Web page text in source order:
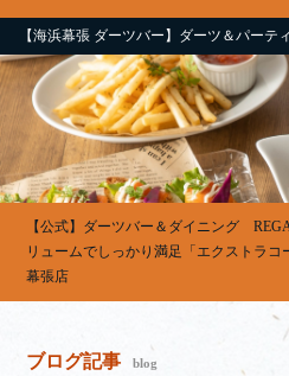
【海浜幕張 ダーツバー】ダーツ＆パーテ
【公式】ダーツバー＆ダイニング
リュームでしっかり満足「エクストラコ
幕張店
ブログ記事 blog